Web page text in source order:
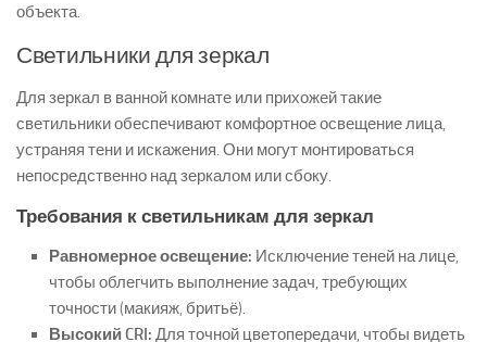
объекта.
Светильники для зеркал
Для зеркал в ванной комнате или прихожей такие
светильники обеспечивают комфортное освещение лица,
устраняя тени и искажения. Они могут монтироваться
непосредственно над зеркалом или сбоку.
Требования к светильникам для зеркал
Равномерное освещение: Исключение теней на лице,
чтобы облегчить выполнение задач, требующих
точности (макияж, бритьё).
Высокий CRI: Для точной цветопередачи, чтобы видеть